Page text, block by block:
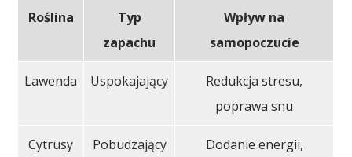
Roślina
Typ
zapachu
Wpływ na
samopoczucie
Lawenda Uspokajający
Redukcja stresu,
poprawa snu
Cytrusy Pobudzający
Dodanie energii,